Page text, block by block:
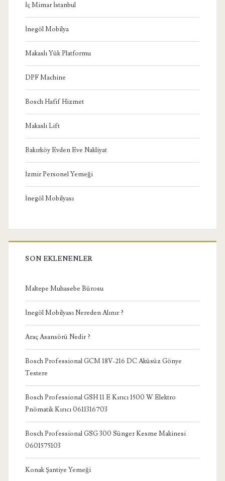
İç Mimar İstanbul
İnegöl Mobilya
Makaslı Yük Platformu
DPF Machine
Bosch Hafif Hizmet
Makaslı Lift
Bakırköy Evden Eve Nakliyat
İzmir Personel Yemeği
İnegöl Mobilyası
SON EKLENENLER
Maltepe Muhasebe Bürosu
İnegöl Mobilyası Nereden Alınır ?
Araç Asansörü Nedir ?
Bosch Professional GCM 18V-216 DC Aküsüz Gönye
Testere
Bosch Professional GSH 11 E Kırıcı 1500 W Elektro
Pnömatik Kırıcı 0611316703
Bosch Professional GSG 300 Sünger Kesme Makinesi
0601575103
Konak Şantiye Yemeği